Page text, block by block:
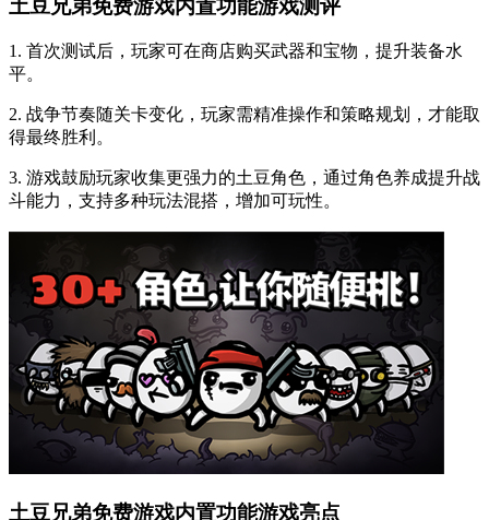
土豆兄弟免费游戏内置功能游戏测评
1. 首次测试后，玩家可在商店购买武器和宝物，提升装备水
平。
2. 战争节奏随关卡变化，玩家需精准操作和策略规划，才能取
得最终胜利。
3. 游戏鼓励玩家收集更强力的土豆角色，通过角色养成提升战
斗能力，支持多种玩法混搭，增加可玩性。
土豆兄弟免费游戏内置功能游戏亮点